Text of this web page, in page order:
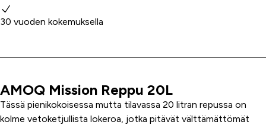
30 vuoden kokemuksella
Tuoteinfo
AMOQ Mission Reppu 20L
Tässä pienikokoisessa mutta tilavassa 20 litran repussa on
kolme vetoketjullista lokeroa, jotka pitävät välttämättömät